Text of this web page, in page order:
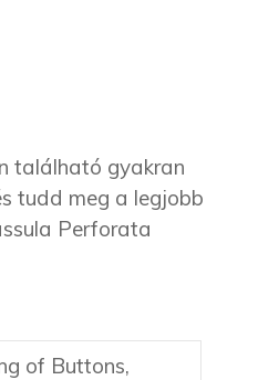
található gyakran
tudd meg a legjobb
Perforata
of Buttons,